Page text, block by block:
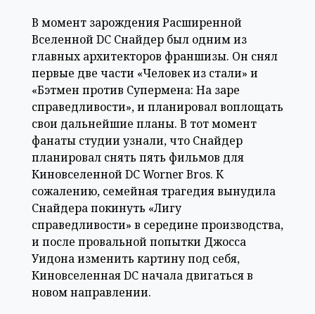
В момент зарождения Расширенной
Вселенной DC Снайдер был одним из
главных архитекторов франшизы. Он снял
первые две части «Человек из стали» и
«Бэтмен против Супермена: На заре
справедливости», и планировал воплощать
свои дальнейшие планы. В тот момент
фанаты студии узнали, что Снайдер
планировал снять пять фильмов для
Киновселенной DC Worner Bros. К
сожалению, семейная трагедия вынудила
Снайдера покинуть «Лигу
справедливости» в середине производства,
и после провальной попытки Джосса
Уидона изменить картину под себя,
Киновселенная DC начала двигаться в
новом направлении.